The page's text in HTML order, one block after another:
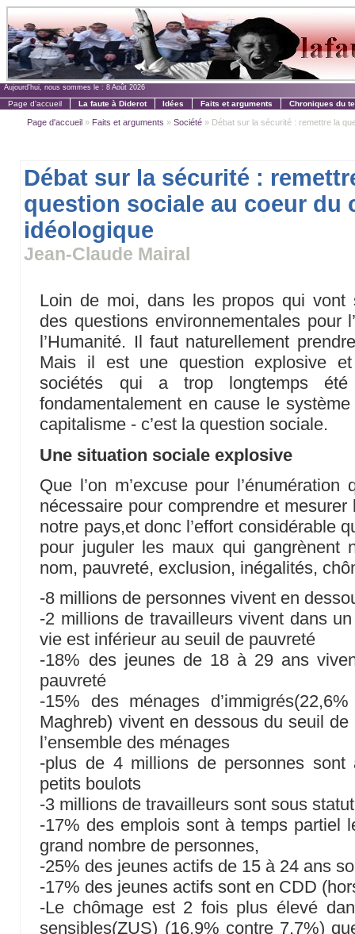
Aujourd'hui, nous sommes le : 8 Août 2026
Page d'accueil La faute à Diderot Idées Faits et arguments Chroniques du
Page d'accueil » Faits et arguments »Société » Débat sur la sécurité : remettre la
Débat sur la sécurité :
question sociale au coeur du
idéologique
Jean-Claude Mairal
Loin de moi, dans les propos qui vont
des questions environnementales pour
l’Humanité. Il faut naturellement
Mais il est une question explosive
sociétés qui a trop longtemps été
fondamentalement en cause le
capitalisme - c’est la question sociale.
Une situation sociale explosive
Que l’on m’excuse pour
nécessaire pour comprendre et mesurer
notre pays,et donc l’effort considérable
pour juguler les maux qui gangrènent
nom, pauvreté, exclusion, inégalités,
-8 millions de personnes vivent en
-2 millions de travailleurs vivent dans
vie est inférieur au seuil de pauvreté
-18% des jeunes de 18 à 29 ans
pauvreté
-15% des ménages
Maghreb) vivent en dessous du seuil
l’ensemble des ménages
-plus de 4 millions de personnes
petits boulots
-3 millions de travailleurs sont sous
-17% des emplois sont à temps partiel
grand nombre de personnes,
-25% des jeunes actifs de 15 à 24 ans
-17% des jeunes actifs sont en CDD
-Le chômage est 2 fois plus élevé
sensibles(ZUS) (16,9% contre 7,7%)